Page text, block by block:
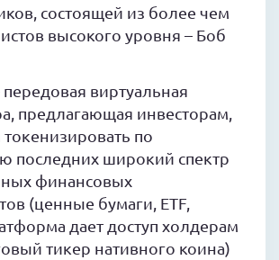
состоящей из более чем
высокого уровня – Боб
передовая виртуальная
предлагающая инвесторам,
по
последних широкий спектр
финансовых
(ценные бумаги, ETF,
дает доступ холдерам
тикер нативного коина)